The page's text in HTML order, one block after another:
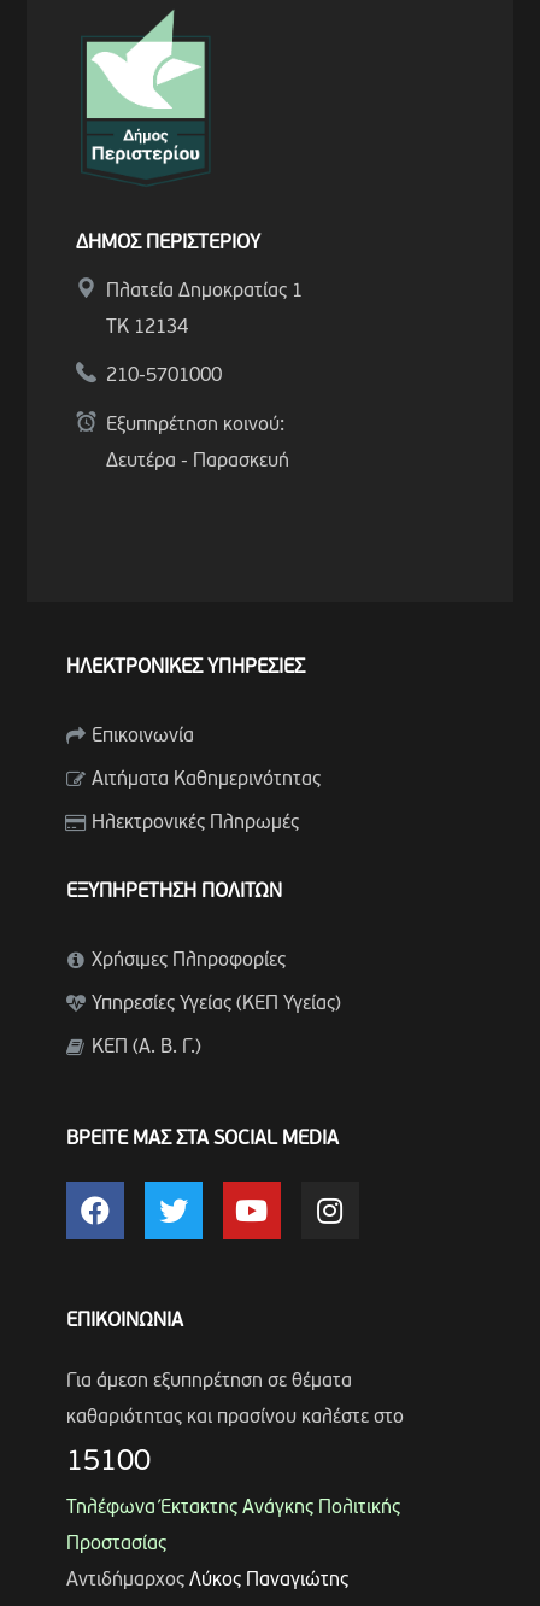
ΔΗΜΟΣ ΠΕΡΙΣΤΕΡΙΟΥ
Πλατεία Δημοκρατίας 1
ΤΚ 12134
210-5701000
Εξυπηρέτηση κοινού:
Δευτέρα - Παρασκευή
ΗΛΕΚΤΡΟΝΙΚΕΣ ΥΠΗΡΕΣΙΕΣ
Επικοινωνία
Αιτήματα Καθημερινότητας
Ηλεκτρονικές Πληρωμές
ΕΞΥΠΗΡΕΤΗΣΗ ΠΟΛΙΤΩΝ
Χρήσιμες Πληροφορίες
Υπηρεσίες Υγείας (ΚΕΠ Υγείας)
ΚΕΠ (Α. Β. Γ.)
ΒΡΕΙΤΕ ΜΑΣ ΣΤΑ SOCIAL MEDIA
ΕΠΙΚΟΙΝΩΝΙΑ
Για άμεση εξυπηρέτηση σε θέματα
καθαριότητας και πρασίνου καλέστε στο
15100
Τηλέφωνα Έκτακτης Ανάγκης Πολιτικής
Προστασίας
Αντιδήμαρχος Λύκος Παναγιώτης